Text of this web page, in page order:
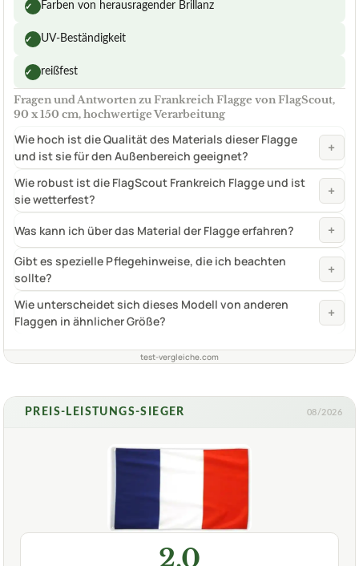
✓ Farben von herausragender Brillanz
✓ UV-Beständigkeit
✓ reißfest
Fragen und Antworten zu Frankreich Flagge von FlagScout,
90 x 150 cm, hochwertige Verarbeitung
Wie hoch ist die Qualität des Materials dieser Flagge
und ist sie für den Außenbereich geeignet?
+
Wie robust ist die FlagScout Frankreich Flagge und ist
sie wetterfest?
+
Was kann ich über das Material der Flagge erfahren? +
Gibt es spezielle Pflegehinweise, die ich beachten
sollte?
+
Wie unterscheidet sich dieses Modell von anderen
Flaggen in ähnlicher Größe?
+
test-vergleiche.com
PREIS-LEISTUNGS-SIEGER 08/2026
2,0